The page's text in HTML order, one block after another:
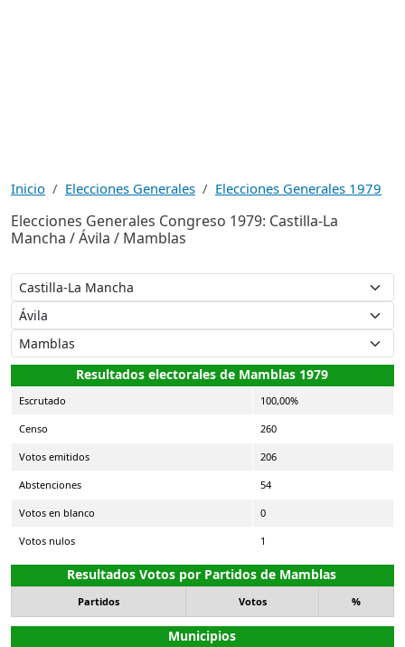
Inicio Elecciones Generales Elecciones Generales 1979
Elecciones Generales Congreso 1979: Castilla-La
Mancha / Ávila / Mamblas
Resultados electorales de Mamblas 1979
Escrutado 100,00%
Censo 260
Votos emitidos 206
Abstenciones 54
Votos en blanco 0
Votos nulos 1
Resultados Votos por Partidos de Mamblas
Partidos Votos %
Municipios